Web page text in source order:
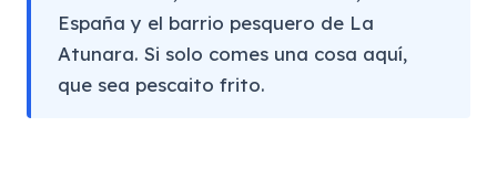
España y el barrio pesquero de La
Atunara. Si solo comes una cosa aquí,
que sea pescaito frito.